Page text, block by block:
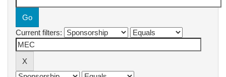
Current filters: